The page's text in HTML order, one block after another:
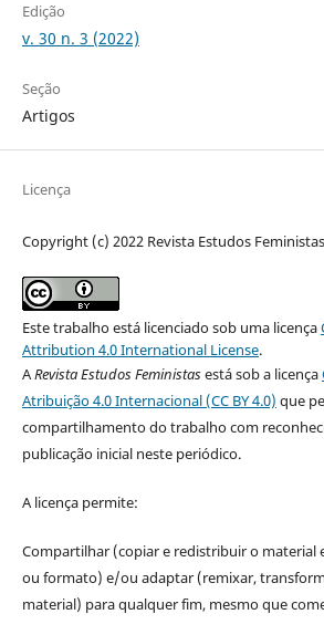
Edição
v. 30 n. 3 (2022)
Seção
Artigos
Licença
Copyright (c) 2022 Revista Estudos Feministas
Este trabalho está licenciado sob uma licença
Attribution 4.0 International License.
ARevista Estudos Feministasestá sob a licença
Atribuição 4.0 Internacional (CC BY 4.0) que
compartilhamento do trabalho com
publicação inicial neste periódico.
A licença permite:
Compartilhar (copiar e redistribuir o material
ou formato) e/ou adaptar (remixar,
material) para qualquer fim, mesmo que